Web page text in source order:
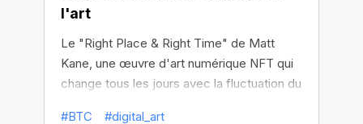
l'art
Le "Right Place & Right Time" de Matt
Kane, une œuvre d'art numérique NFT qui
change tous les jours avec la fluctuation du
#BTC #digital_art